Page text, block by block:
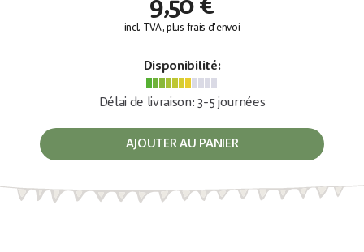
9,50 €
incl. TVA, plus frais d'envoi
Disponibilité:
Délai de livraison: 3-5 journées
AJOUTER AU PANIER